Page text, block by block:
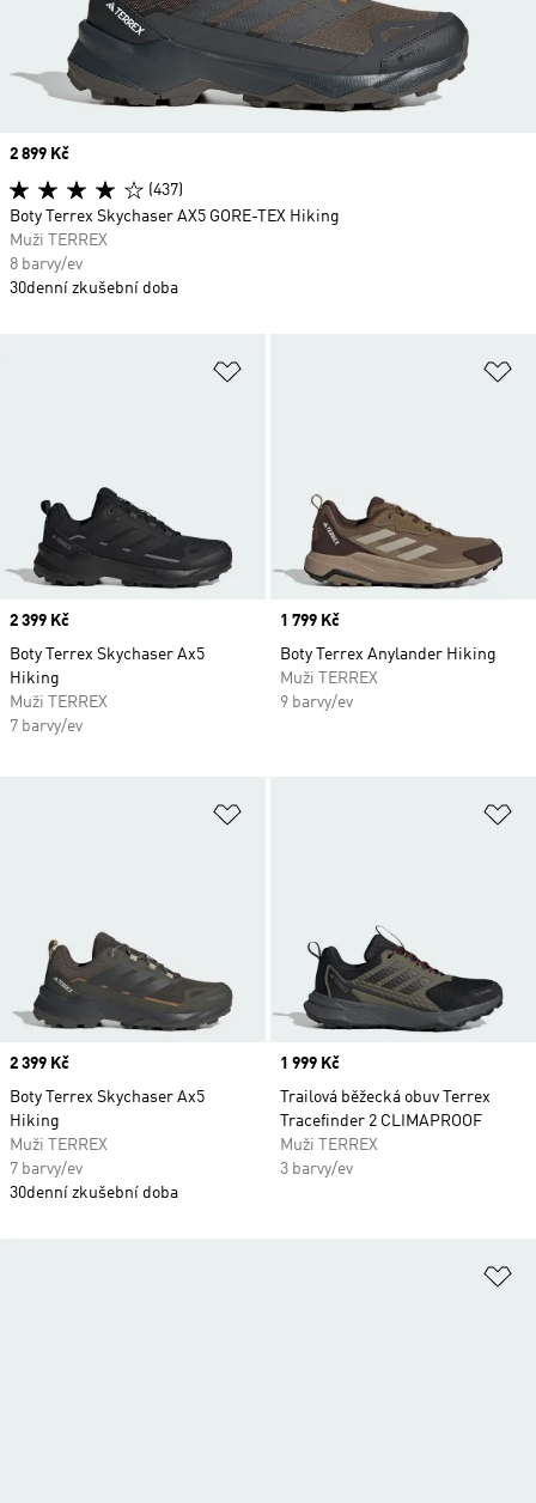
Price
2 399 Kč
Boty Terrex Skychaser Ax5
Hiking
Muži TERREX
7 barvy/ev
Price
1 799 Kč
Boty Terrex Anylander Hiking
Muži TERREX
9 barvy/ev
Price
2 399 Kč
Boty Terrex Skychaser Ax5
Hiking
Muži TERREX
7 barvy/ev
30denní zkušební doba
Price
1 999 Kč
Trailová běžecká obuv Terrex
Tracefinder 2 CLIMAPROOF
Muži TERREX
3 barvy/ev
Price
2 899 Kč
(437)
Boty Terrex Skychaser AX5 GORE-TEX Hiking
Muži TERREX
8 barvy/ev
30denní zkušební doba